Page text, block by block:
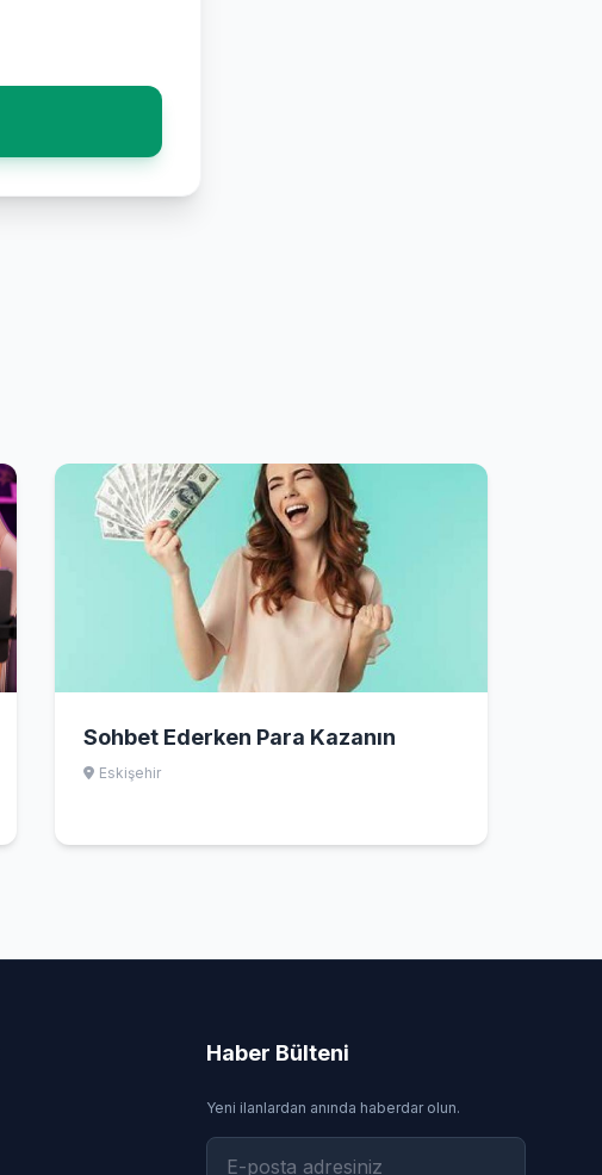
Sohbet Ederken Para Kazanın
Eskişehir
Haber Bülteni
Yeni ilanlardan anında haberdar olun.